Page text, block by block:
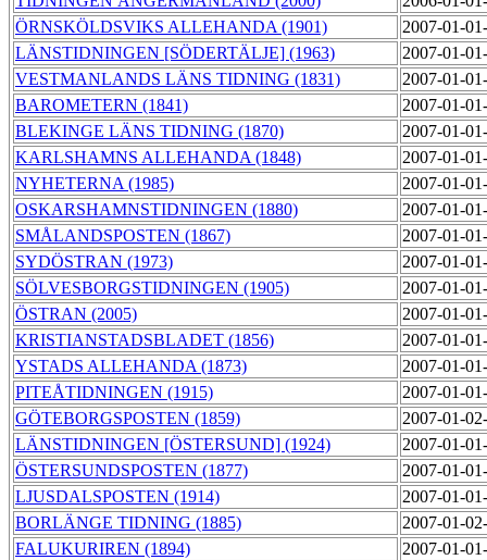
ÖRNSKÖLDSVIKS ALLEHANDA (1901)
2007-01-
LÄNSTIDNINGEN [SÖDERTÄLJE] (1963)
2007-01-
VESTMANLANDS LÄNS TIDNING (1831)
2007-01-
BAROMETERN (1841)
2007-01-
BLEKINGE LÄNS TIDNING (1870)
2007-01-
KARLSHAMNS ALLEHANDA (1848)
2007-01-
NYHETERNA (1985)
2007-01-
OSKARSHAMNSTIDNINGEN (1880)
2007-01-
SMÅLANDSPOSTEN (1867)
2007-01-
SYDÖSTRAN (1973)
2007-01-
SÖLVESBORGSTIDNINGEN (1905)
2007-01-
ÖSTRAN (2005)
2007-01-
KRISTIANSTADSBLADET (1856)
2007-01-
YSTADS ALLEHANDA (1873)
2007-01-
PITEÅTIDNINGEN (1915)
2007-01-
GÖTEBORGSPOSTEN (1859)
2007-01-
LÄNSTIDNINGEN [ÖSTERSUND] (1924)
2007-01-
ÖSTERSUNDSPOSTEN (1877)
2007-01-
LJUSDALSPOSTEN (1914)
2007-01-
BORLÄNGE TIDNING (1885)
2007-01-
FALUKURIREN (1894)
2007-01-